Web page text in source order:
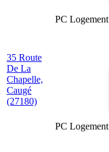
PC Logement
35 Route
De La
Chapelle,
Caugé
(27180)
PC Logement